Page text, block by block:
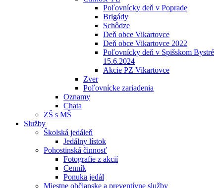
Poľovnícky deň v Poprade
Brigády
Schôdze
Deň obce Vikartovce
Deň obce Vikartovce 2022
Poľovnícky deň v Spišskom Bystré
15.6.2024
Akcie PZ Vikartovce
Zver
Poľovnícke zariadenia
Oznamy
Chata
ZŠ s MŠ
Služby
Školská jedáleň
Jedálny lístok
Pohostinská činnosť
Fotografie z akcií
Cenník
Ponuka jedál
Miestne občianske a preventívne služby